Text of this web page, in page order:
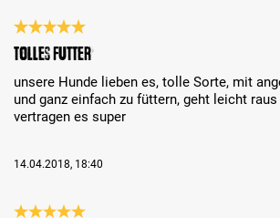
Análise com classificação de 5 de 5 estrelas
tolles Futter
unsere Hunde lieben es, tolle Sorte, mit
und ganz einfach zu füttern, geht leicht
vertragen es super
14.04.2018, 18:40